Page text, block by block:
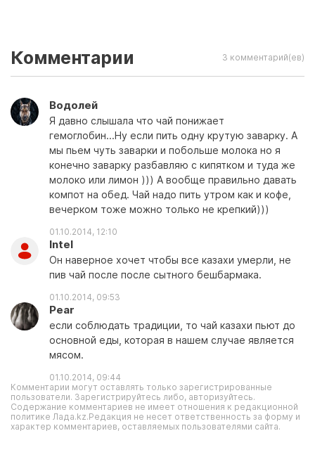
Комментарии 3 комментарий(ев)
Водолей
Я давно слышала что чай понижает
гемоглобин...Ну если пить одну крутую заварку. А
мы пьем чуть заварки и побольше молока но я
конечно заварку разбавляю с кипятком и туда же
молоко или лимон ))) А вообще правильно давать
компот на обед. Чай надо пить утром как и кофе,
вечерком тоже можно только не крепкий)))
01.10.2014, 12:10
Intel
Он наверное хочет чтобы все казахи умерли, не
пив чай после после сытного бешбармака.
01.10.2014, 09:53
Pear
если соблюдать традиции, то чай казахи пьют до
основной еды, которая в нашем случае является
мясом.
01.10.2014, 09:44
Комментарии могут оставлять только зарегистрированные
пользователи. Зарегистрируйтесь либо, авторизуйтесь.
Содержание комментариев не имеет отношения к редакционной
политике Лада.kz.Редакция не несет ответственность за форму и
характер комментариев, оставляемых пользователями сайта.